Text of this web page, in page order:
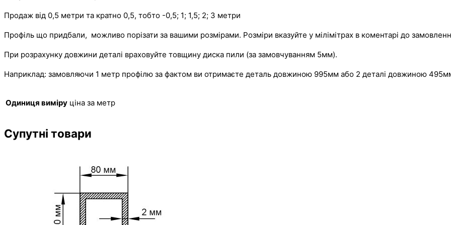
Продаж від 0,5 метри та кратно 0,5, тобто -0,5; 1; 1,5; 2; 3 метри
Профіль що придбали, можливо порізати за вашими розмірами. Розміри вказуйте у мілімітрах в коментарі до
При розрахунку довжини деталі враховуйте товщину диска пили (за замовчуванням 5мм).
Наприклад: замовляючи 1 метр профілю за фактом ви отримаєте деталь довжиною 995мм або 2 деталі довжиною
Одиниця виміру ціна за метр
Супутні товари